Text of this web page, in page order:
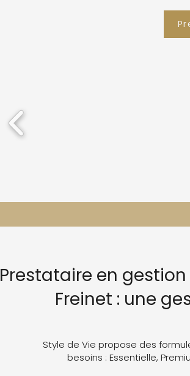
Prestataire en
Freinet : une
Style de Vie propose des
besoins : Essentielle,